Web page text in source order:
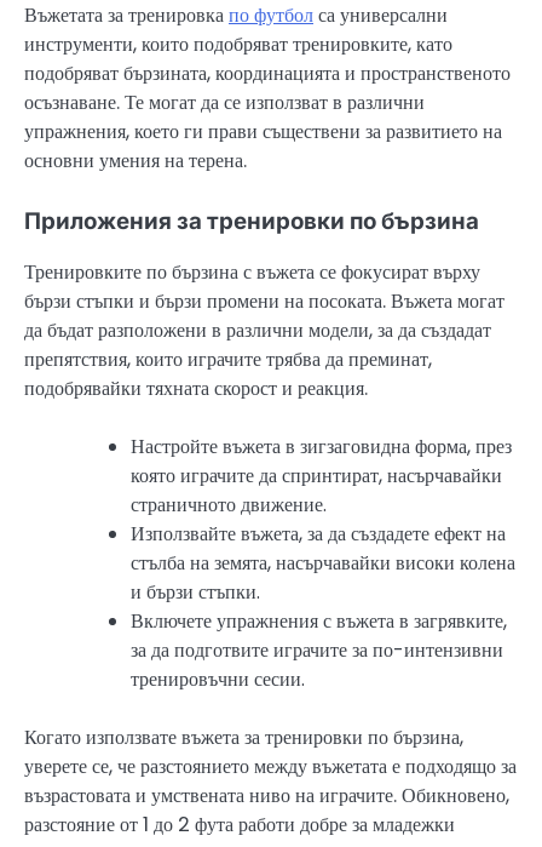
Въжетата за тренировкапо футболса универсални
инструменти, които подобряват тренировките, като
подобряват бързината, координацията и пространственото
осъзнаване. Те могат да се използват в различни
упражнения, което ги прави съществени за развитието на
основни умения на терена.
Приложения за тренировки по бързина
Тренировките по бързина с въжета се фокусират върху
бързи стъпки и бързи промени на посоката. Въжета могат
да бъдат разположени в различни модели, за да създадат
препятствия, които играчите трябва да преминат,
подобрявайки тяхната скорост и реакция.
Настройте въжета в зигзаговидна форма, през
която играчите да спринтират, насърчавайки
страничното движение.
Използвайте въжета, за да създадете ефект на
стълба на земята, насърчавайки високи колена
и бързи стъпки.
Включете упражнения с въжета в загрявките,
за да подготвите играчите за по-интензивни
тренировъчни сесии.
Когато използвате въжета за тренировки по бързина,
уверете се, че разстоянието между въжетата е подходящо за
възрастовата и умствената ниво на играчите. Обикновено,
разстояние от 1 до 2 фута работи добре за младежки